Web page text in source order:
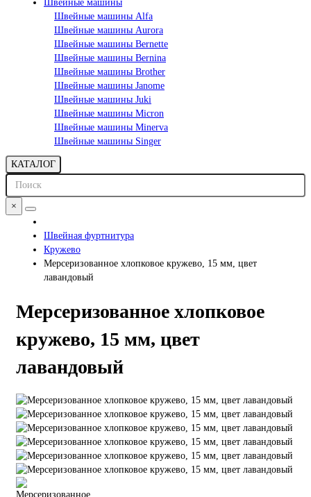
Швейные машины
Швейные машины Alfa
Швейные машины Aurora
Швейные машины Bernette
Швейные машины Bernina
Швейные машины Brother
Швейные машины Janome
Швейные машины Juki
Швейные машины Micron
Швейные машины Minerva
Швейные машины Singer
КАТАЛОГ
×
Швейная фуртнитура
Кружево
Мерсеризованное хлопковое кружево, 15 мм, цвет
лавандовый
Мерсеризованное хлопковое
кружево, 15 мм, цвет
лавандовый